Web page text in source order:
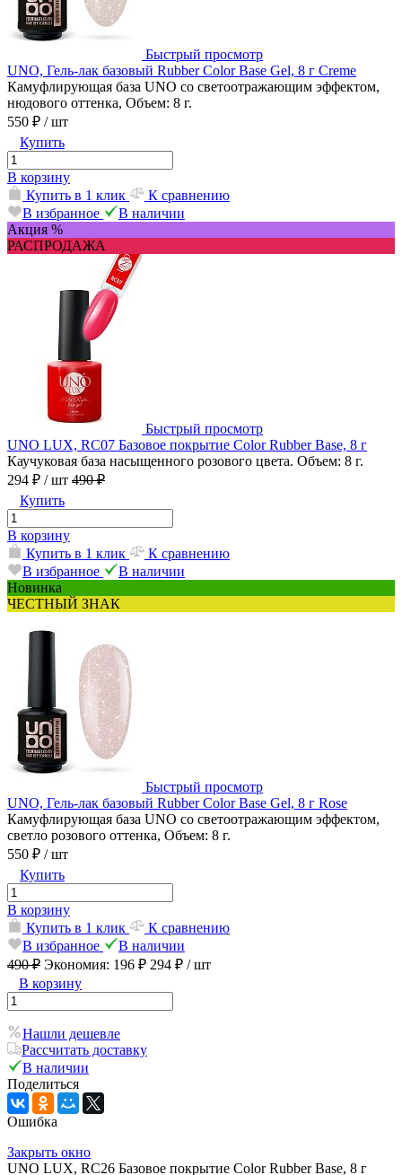
Быстрый просмотр
UNO, Гель-лак базовый Rubber Color Base Gel, 8 г Creme
Камуфлирующая база UNO со светоотражающим эффектом,
нюдового оттенка, Объем: 8 г.
550 ₽ / шт
Купить
В корзину
Купить в 1 клик
К сравнению
В избранное
В наличии
Акция %
РАСПРОДАЖА
Быстрый просмотр
UNO LUX, RC07 Базовое покрытие Color Rubber Base, 8 г
Каучуковая база насыщенного розового цвета. Объем: 8 г.
294 ₽ / шт 490 ₽
Купить
В корзину
Купить в 1 клик
К сравнению
В избранное
В наличии
Новинка
ЧЕСТНЫЙ ЗНАК
Быстрый просмотр
UNO, Гель-лак базовый Rubber Color Base Gel, 8 г Rose
Камуфлирующая база UNO со светоотражающим эффектом,
светло розового оттенка, Объем: 8 г.
550 ₽ / шт
Купить
В корзину
Купить в 1 клик
К сравнению
В избранное
В наличии
490 ₽ Экономия: 196 ₽ 294 ₽ / шт
В корзину
Нашли дешевле
Рассчитать доставку
В наличии
Поделиться
Ошибка
Закрыть окно
UNO LUX, RC26 Базовое покрытие Color Rubber Base, 8 г